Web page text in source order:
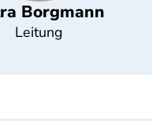
Borgmann
Leitung